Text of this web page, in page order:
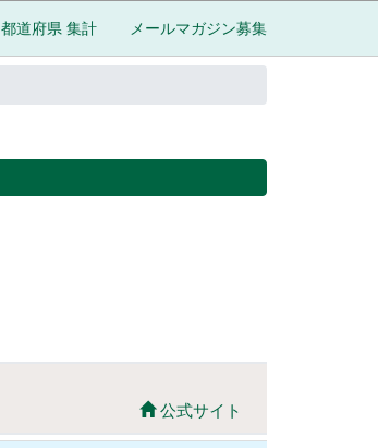
都道府県 集計 メールマガジン募集
公式サイト